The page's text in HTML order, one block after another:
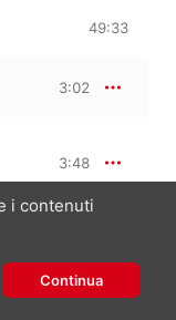
49:33
3:02
3:48
4:36
i contenuti
Continua